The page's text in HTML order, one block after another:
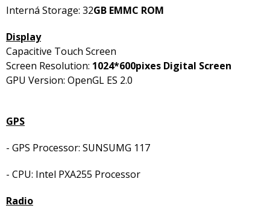
Interná Storage: 32GB EMMC ROM
Display
Capacitive Touch Screen
Screen Resolution: 1024*600pixes Digital Screen
GPU Version: OpenGL ES 2.0
GPS
- GPS Processor: SUNSUMG 117
- CPU: Intel PXA255 Processor
Radio